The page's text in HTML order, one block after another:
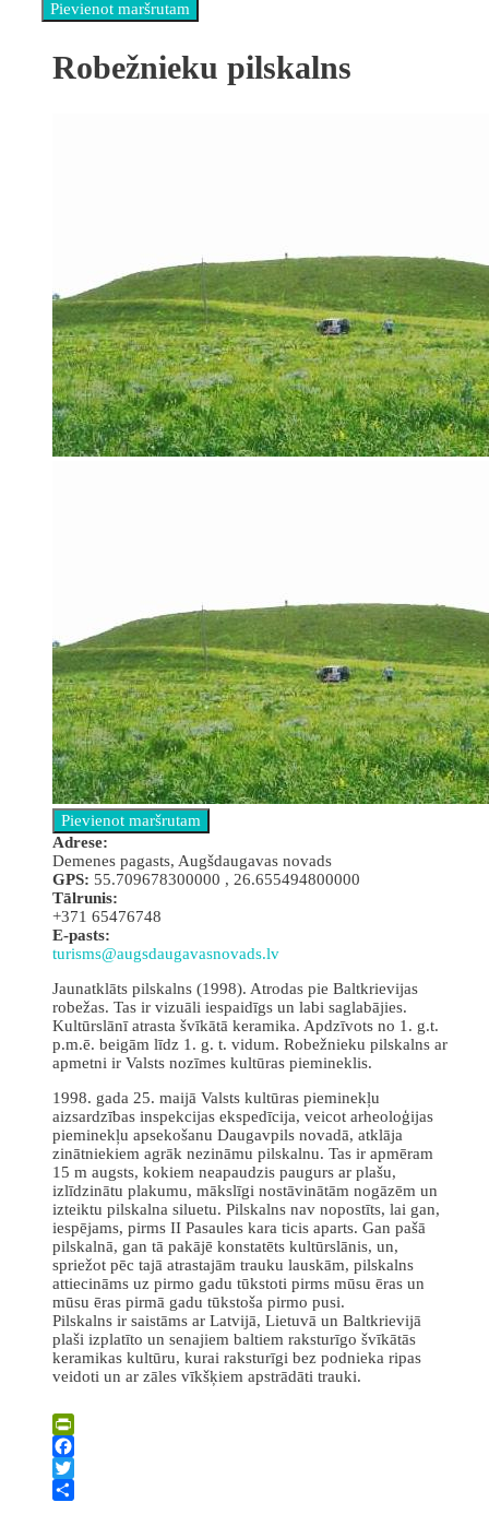
Robežnieku pilskalns
Аdrese:
Demenes pagasts, Augšdaugavas novads
GPS: 55.709678300000 , 26.655494800000
Tālrunis:
+371 65476748
E-pasts:
turisms@augsdaugavasnovads.lv
Jaunatklāts pilskalns (1998). Atrodas pie Baltkrievijas
robežas. Tas ir vizuāli iespaidīgs un labi saglabājies.
Kultūrslānī atrasta švīkātā keramika. Apdzīvots no 1. g.t.
p.m.ē. beigām līdz 1. g. t. vidum. Robežnieku pilskalns ar
apmetni ir Valsts nozīmes kultūras piemineklis.
1998. gada 25. maijā Valsts kultūras pieminekļu
aizsardzības inspekcijas ekspedīcija, veicot arheoloģijas
pieminekļu apsekošanu Daugavpils novadā, atklāja
zinātniekiem agrāk nezināmu pilskalnu. Tas ir apmēram
15 m augsts, kokiem neapaudzis paugurs ar plašu,
izlīdzinātu plakumu, mākslīgi nostāvinātām nogāzēm un
izteiktu pilskalna siluetu. Pilskalns nav nopostīts, lai gan,
iespējams, pirms II Pasaules kara ticis aparts. Gan pašā
pilskalnā, gan tā pakājē konstatēts kultūrslānis, un,
spriežot pēc tajā atrastajām trauku lauskām, pilskalns
attiecināms uz pirmo gadu tūkstoti pirms mūsu ēras un
mūsu ēras pirmā gadu tūkstoša pirmo pusi.
Pilskalns ir saistāms ar Latvijā, Lietuvā un Baltkrievijā
plaši izplatīto un senajiem baltiem raksturīgo švīkātās
keramikas kultūru, kurai raksturīgi bez podnieka ripas
veidoti un ar zāles vīkšķiem apstrādāti trauki.
PrintFriendly
Facebook
Twitter